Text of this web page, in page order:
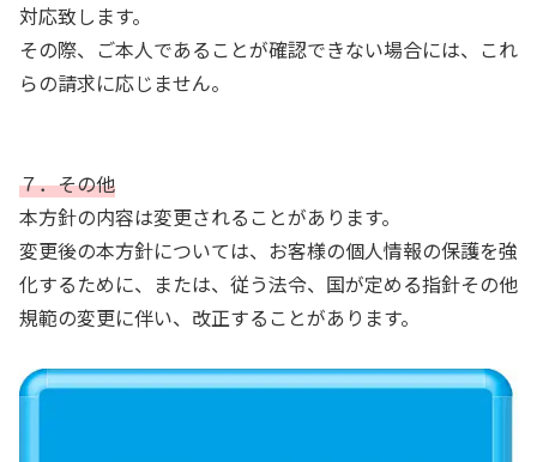
対応致します。
その際、ご本人であることが確認できない場合には、これ
らの請求に応じません。
７．その他
本方針の内容は変更されることがあります。
変更後の本方針については、お客様の個人情報の保護を強
化するために、または、従う法令、国が定める指針その他
規範の変更に伴い、改正することがあります。